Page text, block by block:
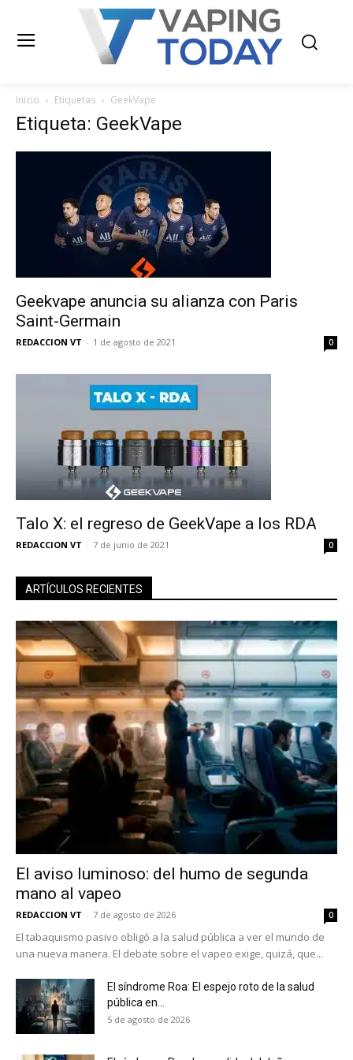
Inicio Etiquetas GeekVape
Etiqueta: GeekVape
Geekvape anuncia su alianza con Paris
Saint-Germain
REDACCION VT - 1 de agosto de 2021 0
Talo X: el regreso de GeekVape a los RDA
REDACCION VT - 7 de junio de 2021 0
ARTÍCULOS RECIENTES
El aviso luminoso: del humo de segunda
mano al vapeo
REDACCION VT - 7 de agosto de 2026 0
El tabaquismo pasivo obligó a la salud pública a ver el mundo de
una nueva manera. El debate sobre el vapeo exige, quizá, que...
El síndrome Roa: El espejo roto de la salud
pública en...
5 de agosto de 2026